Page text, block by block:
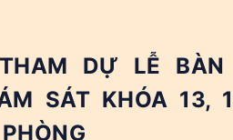
DỰ LỄ BÀN
SÁT KHÓA 13,